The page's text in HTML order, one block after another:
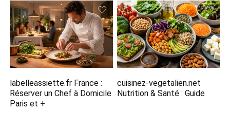
labelleassiette.fr France :
Réserver un Chef à Domicile
Paris et +
cuisinez-vegetalien.net
Nutrition​ & Santé : Guide